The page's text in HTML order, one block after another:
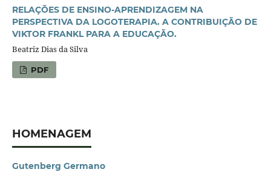
RELAÇÕES DE ENSINO-APRENDIZAGEM NA
PERSPECTIVA DA LOGOTERAPIA. A CONTRIBUIÇÃO DE
VIKTOR FRANKL PARA A EDUCAÇÃO.
Beatriz Dias da Silva
PDF
HOMENAGEM
Gutenberg Germano